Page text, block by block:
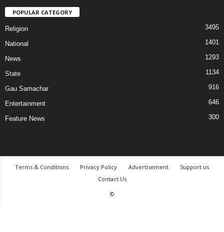
POPULAR CATEGORY
Religion 3495
National 1401
News 1293
State 1134
Gau Samachar 916
Entertainment 646
Feature News 300
Terms & Conditions Privacy Policy Advertisement
Support us
Contact Us
©